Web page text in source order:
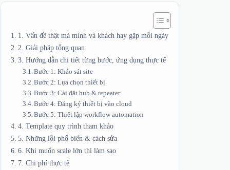
1. Vấn đề thật mà mình và khách hay gặp mỗi ngày
2. Giải pháp tổng quan
3. Hướng dẫn chi tiết từng bước, ứng dụng thực tế
Bước 1: Khảo sát site
Bước 2: Lựa chọn thiết bị
Bước 3: Cài đặt hub & repeater
Bước 4: Đăng ký thiết bị vào cloud
Bước 5: Thiết lập workflow automation
4. Template quy trình tham khảo
5. Những lỗi phổ biến & cách sửa
6. Khi muốn scale lớn thì làm sao
7. Chi phí thực tế